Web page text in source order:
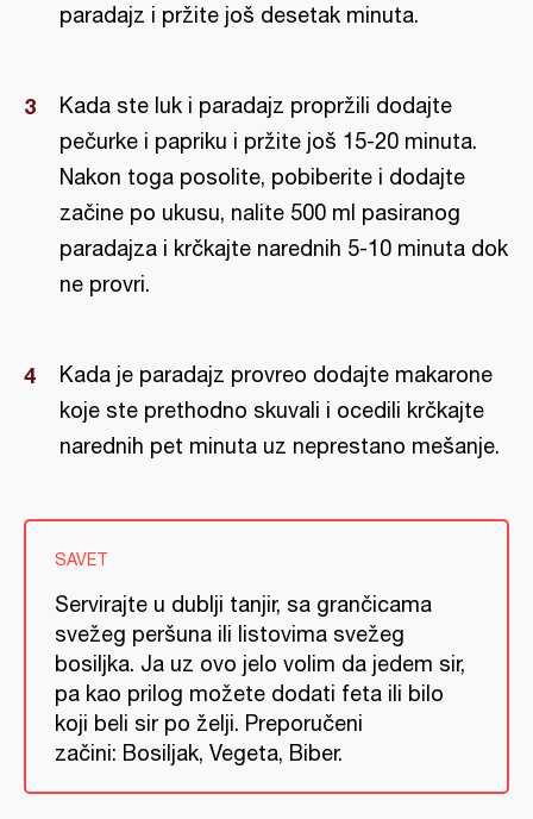
paradajz i pržite još desetak minuta.
Kada ste luk i paradajz propržili dodajte
pečurke i papriku i pržite još 15-20 minuta.
Nakon toga posolite, pobiberite i dodajte
začine po ukusu, nalite 500 ml pasiranog
paradajza i krčkajte narednih 5-10 minuta dok
ne provri.
Kada je paradajz provreo dodajte makarone
koje ste prethodno skuvali i ocedili krčkajte
narednih pet minuta uz neprestano mešanje.
SAVET
Servirajte u dublji tanjir, sa grančicama
svežeg peršuna ili listovima svežeg
bosiljka. Ja uz ovo jelo volim da jedem sir,
pa kao prilog možete dodati feta ili bilo
koji beli sir po želji. Preporučeni
začini: Bosiljak, Vegeta, Biber.